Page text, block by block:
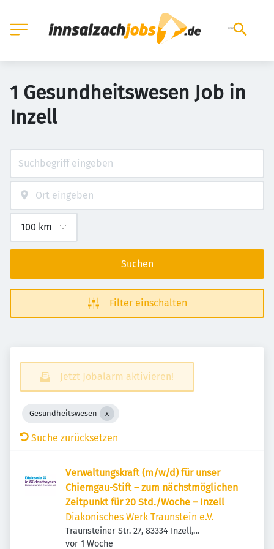
1 Gesundheitswesen Job in
Inzell
Suchen
Filter einschalten
Jetzt Jobalarm aktivieren!
Gesundheitswesen
Suche zurücksetzen
Verwaltungskraft (m/w/d) für unser
Chiemgau-Stift – zum nächstmöglichen
Zeitpunkt für 20 Std./Woche – Inzell
Diakonisches Werk Traunstein e.V.
Traunsteiner Str. 27, 83334 Inzell,
Deutschland
Veröffentlicht
vor 1 Woche